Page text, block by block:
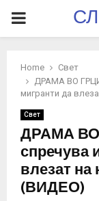
PRIMARY
Home
Свет
ДРАМА ВО
мигранти да
Свет
ДРАМА ВО
спречува
влезат на
(ВИДЕО)